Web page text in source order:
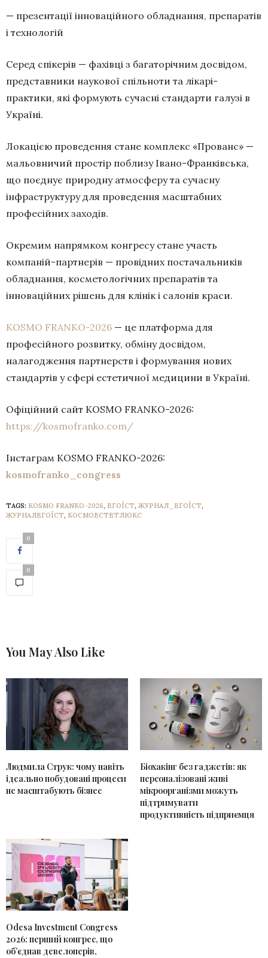
— презентації інноваційного обладнання, препаратів
і технологій
Серед спікерів — фахівці з багаторічним досвідом,
представники наукової спільноти та лікарі-
практики, які формують сучасні стандарти галузі в
Україні.
Локацією проведення стане комплекс «Прованс» —
мальовничий простір поблизу Івано-Франківська,
що поєднує природну атмосферу та сучасну
інфраструктуру для проведення масштабних
професійних заходів.
Окремим напрямком конгресу стане участь
компаній-партнерів — провідних постачальників
обладнання, косметологічних препаратів та
інноваційних рішень для клінік і салонів краси.
KOSMO FRANKO-2026 — це платформа для
професійного розвитку, обміну досвідом,
налагодження партнерств і формування нових
стандартів у сфері естетичної медицини в Україні.
Офіційний сайт KOSMO FRANKO-2026:
https://kosmofranko.com/
Інстаграм KOSMO FRANKO-2026:
kosmofranko_congress
TAGS: KOSMO FRANKO-2026, ЕГОЇСТ, ЖУРНАЛ_ЕГОЇСТ,
ЖУРНАЛЕГОЇСТ, КОСМОЕСТЕТЛЮКС
0
0
You May Also Like
Людмила Струк: чому навіть
ідеально побудовані процеси
не масштабують бізнес
Біохакінг без гаджетів: як
персоналізовані живі
мікроорганізми можуть
підтримувати
продуктивність підприємця
Odesa Investment Congress
2026: перший конгрес, що
об’єднав девелоперів,